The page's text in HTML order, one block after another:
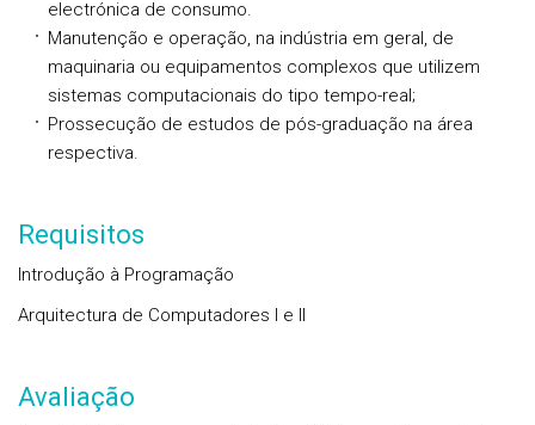
electrónica de consumo.
Manutenção e operação, na indústria em geral, de
maquinaria ou equipamentos complexos que utilizem
sistemas computacionais do tipo tempo-real;
Prossecução de estudos de pós-graduação na área
respectiva.
Requisitos
Introdução à Programação
Arquitectura de Computadores I e II
Avaliação